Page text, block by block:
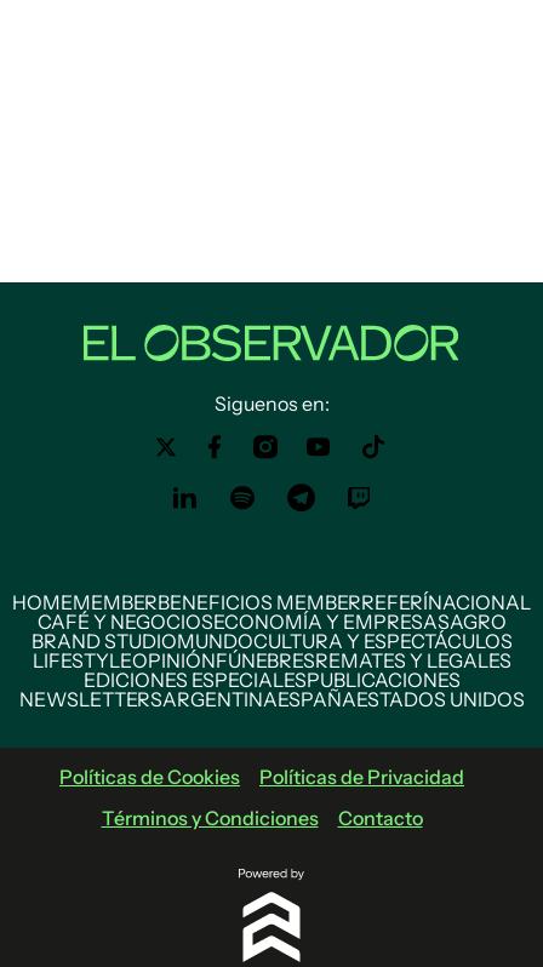
Siguenos en:
HOMEMEMBERBENEFICIOS MEMBERREFERÍNACIONAL
CAFÉ Y NEGOCIOSECONOMÍA Y EMPRESASAGRO
BRAND STUDIOMUNDOCULTURA Y ESPECTÁCULOS
LIFESTYLEOPINIÓNFÚNEBRESREMATES Y LEGALES
EDICIONES ESPECIALESPUBLICACIONES
NEWSLETTERSARGENTINAESPAÑAESTADOS UNIDOS
Políticas de Cookies
Políticas de Privacidad
Términos y Condiciones
Contacto